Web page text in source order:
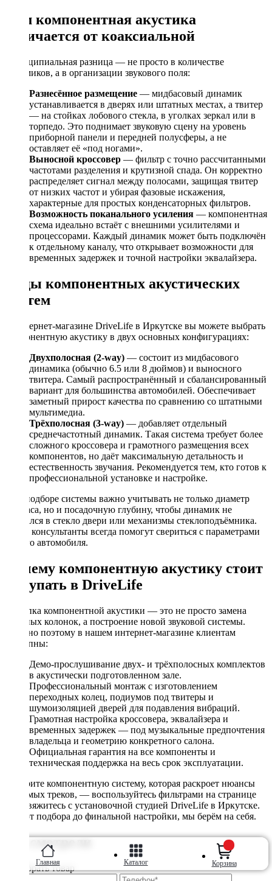
Главная Каталог Корзина
Чем компонентная акустика
отличается от коаксиальной
Принципиальная разница — не просто в количестве
динамиков, а в организации звукового поля:
Разнесённое размещение — мидбасовый динамик
устанавливается в дверях или штатных местах, а твитер
— на стойках лобового стекла, в уголках зеркал или в
торпедо. Это поднимает звуковую сцену на уровень
приборной панели и передней полусферы, а не
оставляет её «под ногами».
Выносной кроссовер — фильтр с точно рассчитанными
частотами разделения и крутизной спада. Он корректно
распределяет сигнал между полосами, защищая твитер
от низких частот и убирая фазовые искажения,
характерные для простых конденсаторных фильтров.
Возможность поканального усиления — компонентная
схема идеально встаёт с внешними усилителями и
процессорами. Каждый динамик может быть подключён
к отдельному каналу, что открывает возможности для
временных задержек и точной настройки эквалайзера.
Виды компонентных акустических
систем
В интернет-магазине DriveLife в Иркутске вы можете выбрать
компонентную акустику в двух основных конфигурациях:
Двухполосная (2-way) — состоит из мидбасового
динамика (обычно 6.5 или 8 дюймов) и выносного
твитера. Самый распространённый и сбалансированный
вариант для большинства автомобилей. Обеспечивает
заметный прирост качества по сравнению со штатными
мультимедиа.
Трёхполосная (3-way) — добавляет отдельный
среднечастотный динамик. Такая система требует более
сложного кроссовера и грамотного размещения всех
компонентов, но даёт максимальную детальность и
естественность звучания. Рекомендуется тем, кто готов к
профессиональной установке и настройке.
При подборе системы важно учитывать не только диаметр
мидбаса, но и посадочную глубину, чтобы динамик не
упирался в стекло двери или механизмы стеклоподъёмника.
Наши консультанты всегда помогут свериться с параметрами
вашего автомобиля.
Почему компонентную акустику стоит
покупать в DriveLife
Покупка компонентной акустики — это не просто замена
штатных колонок, а построение новой звуковой системы.
Именно поэтому в нашем интернет-магазине клиентам
доступны:
Демо-прослушивание двух- и трёхполосных комплектов
в акустически подготовленном зале.
Профессиональный монтаж с изготовлением
переходных колец, подиумов под твитеры и
шумоизоляцией дверей для подавления вибраций.
Грамотная настройка кроссовера, эквалайзера и
временных задержек — под музыкальные предпочтения
владельца и геометрию конкретного салона.
Официальная гарантия на все компоненты и
техническая поддержка на весь срок эксплуатации.
Соберите компонентную систему, которая раскроет нюансы
любимых треков, — воспользуйтесь фильтрами на странице
или свяжитесь с установочной студией DriveLife в Иркутске.
Всё, от подбора до финальной настройки, мы берём на себя.
Вы смотрели
Подобрать товар